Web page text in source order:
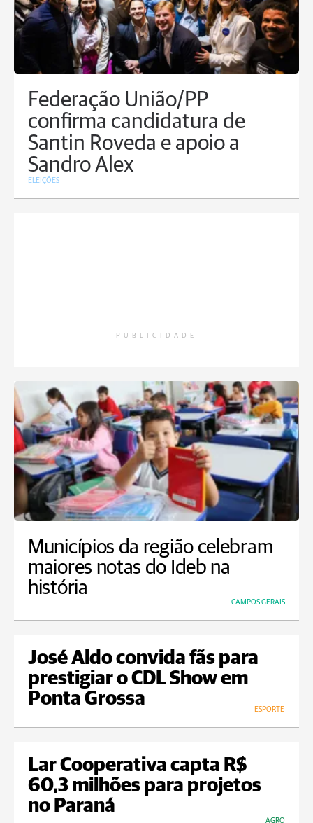
Federação União/PP
confirma candidatura de
Santin Roveda e apoio a
Sandro Alex
ELEIÇÕES
PUBLICIDADE
Municípios da região celebram
maiores notas do Ideb na
história
CAMPOS GERAIS
José Aldo convida fãs para
prestigiar o CDL Show em
Ponta Grossa
ESPORTE
Lar Cooperativa capta R$
60,3 milhões para projetos
no Paraná
AGRO